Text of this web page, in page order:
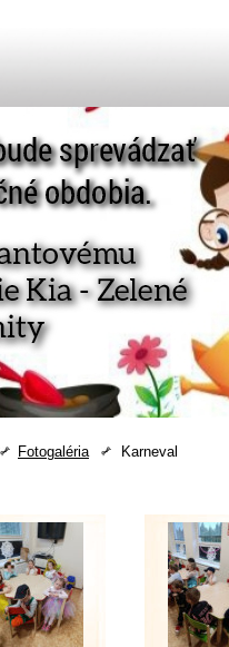
Fotogaléria Karneval